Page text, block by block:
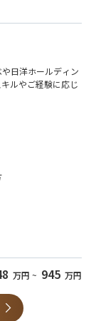
日洋ホールディン
ルやご経験に応じ
料の作成
へ出向となります
おり、グループ会計
組織です。日頃
万円 ~ 945 万円